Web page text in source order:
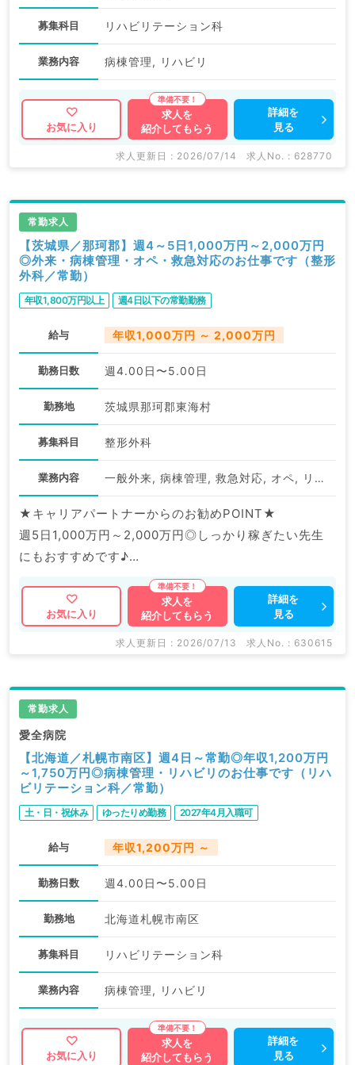
募集科目 リハビリテーション科
業務内容 病棟管理, リハビリ
お気に入り
求人を
紹介してもらう
詳細を
見る
求人更新日 : 2026/07/14 求人No. : 628770
常勤求人
【茨城県／那珂郡】週4～5日1,000万円～2,000万円
◎外来・病棟管理・オペ・救急対応のお仕事です（整形
外科／常勤）
年収1,800万円以上 週4日以下の常勤勤務
給与 年収1,000万円 ～ 2,000万円
勤務日数 週4.00日〜5.00日
勤務地 茨城県那珂郡東海村
募集科目 整形外科
業務内容 一般外来, 病棟管理, 救急対応, オペ, リハビリ
★キャリアパートナーからのお勧めPOINT★
週5日1,000万円～2,000万円◎しっかり稼ぎたい先生
にもおすすめです♪
マイカー通勤可能で通勤も便利です。
マイナビDOCTORでは病院やクリニックなどの医療機
関求人はもちろんのこと、
ます。
求人内容の詳細等はお気軽にお問合せ下さい。
お気に入り
求人を
紹介してもらう
詳細を
見る
求人更新日 : 2026/07/13 求人No. : 630615
常勤求人
愛全病院
【北海道／札幌市南区】週4日～常勤◎年収1,200万円
～1,750万円◎病棟管理・リハビリのお仕事です（リハ
ビリテーション科／常勤）
土・日・祝休み ゆったりめ勤務 2027年4月入職可
給与 年収1,200万円 ～
勤務日数 週4.00日〜5.00日
勤務地 北海道札幌市南区
募集科目 リハビリテーション科
業務内容 病棟管理, リハビリ
お気に入り
求人を
紹介してもらう
詳細を
見る